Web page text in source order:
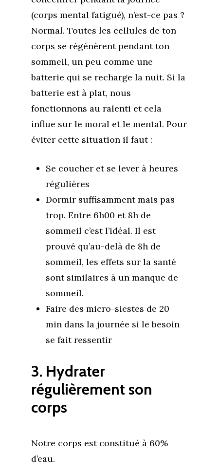
(corps mental fatigué), n’est-ce pas ?
Normal. Toutes les cellules de ton
corps se régénèrent pendant ton
sommeil, un peu comme une
batterie qui se recharge la nuit. Si la
batterie est à plat, nous
fonctionnons au ralenti et cela
influe sur le moral et le mental. Pour
éviter cette situation il faut :
Se coucher et se lever à heures
régulières
Dormir suffisamment mais pas
trop. Entre 6h00 et 8h de
sommeil c’est l’idéal. Il est
prouvé qu’au-delà de 8h de
sommeil, les effets sur la santé
sont similaires à un manque de
sommeil.
Faire des micro-siestes de 20
min dans la journée si le besoin
se fait ressentir
3. Hydrater
régulièrement son
corps
Notre corps est constitué à 60%
d’eau.